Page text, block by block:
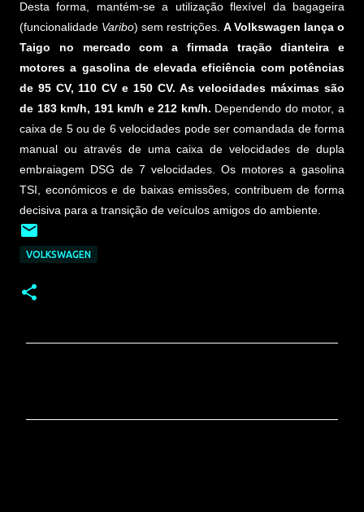
Desta forma, mantém-se a utilização flexível da bagageira
(funcionalidade Varibo) sem restrições. A Volkswagen lança o
Taigo no mercado com a firmada tração dianteira e
motores a gasolina de elevada eficiência com potências
de 95 CV, 110 CV e 150 CV. As velocidades máximas são
de 183 km/h, 191 km/h e 212 km/h. Dependendo do motor, a
caixa de 5 ou de 6 velocidades pode ser comandada de forma
manual ou através de uma caixa de velocidades de dupla
embraiagem DSG de 7 velocidades. Os motores a gasolina
TSI, económicos e de baixas emissões, contribuem de forma
decisiva para a transição de veículos amigos do ambiente.
VOLKSWAGEN